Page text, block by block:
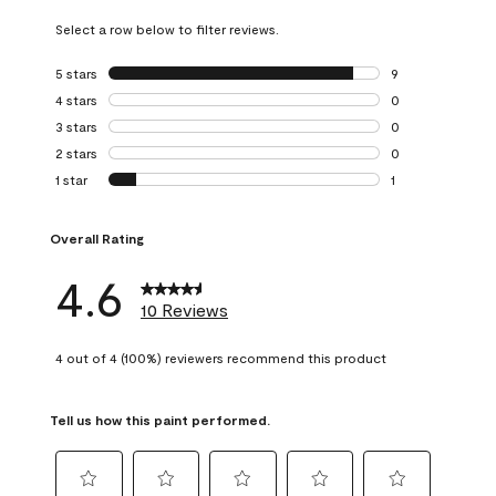
Select a row below to filter reviews.
5 stars stars
9
9 reviews with 5
4 stars stars
0
0 reviews with 4
3 stars stars
0
0 reviews with 3
2 stars stars
0
0 reviews with 2
1 star stars
1
Overall Rating
4.6 10 Reviews
4 out of 4 (100%) reviewers recommend this product
Tell us how this paint performed.